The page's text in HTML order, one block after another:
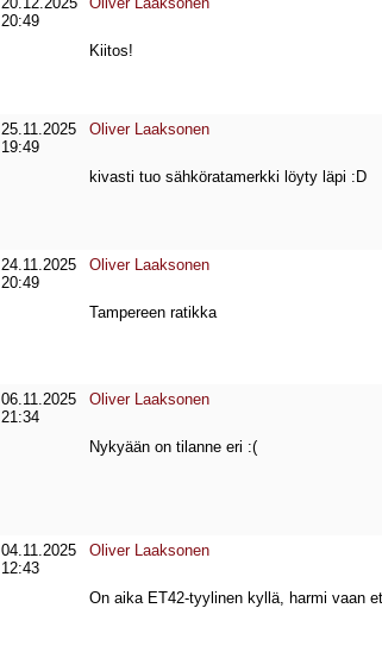
20:49
Kiitos!
25.11.2025
19:49
Oliver Laaksonen
kivasti tuo sähköratamerkki löyty läpi :D
24.11.2025
20:49
Oliver Laaksonen
Tampereen ratikka
06.11.2025
21:34
Oliver Laaksonen
Nykyään on tilanne eri :(
04.11.2025
12:43
Oliver Laaksonen
On aika ET42-tyylinen kyllä, harmi vaan